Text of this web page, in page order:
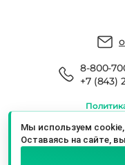
Мы используем
Оставаясь на сайте,
8-800-
+7 (843)
Мы в